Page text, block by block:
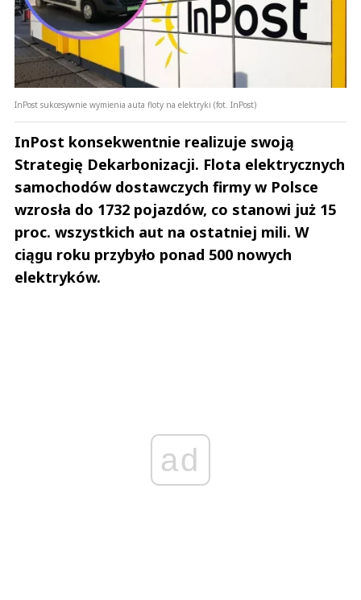
InPost sukcesywnie wymienia auta floty na elektryki (fot. InPost)
InPost konsekwentnie realizuje swoją
Strategię Dekarbonizacji. Flota elektrycznych
samochodów dostawczych firmy w Polsce
wzrosła do 1732 pojazdów, co stanowi już 15
proc. wszystkich aut na ostatniej mili. W
ciągu roku przybyło ponad 500 nowych
elektryków.
ad